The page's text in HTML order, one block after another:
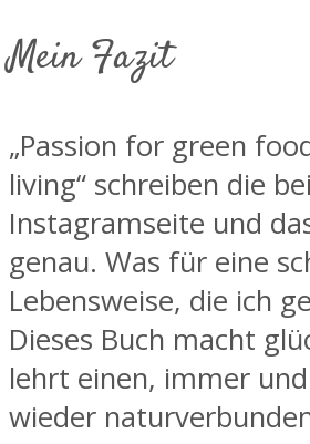
Mein Fazit
„Passion for green
living“ schreiben die
Instagramseite und
genau. Was für eine
Lebensweise, die ich
Dieses Buch macht
lehrt einen, immer
wieder